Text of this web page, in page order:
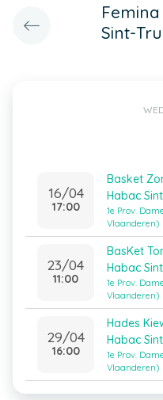
Sint-
16/04
17:00
Basket
Habac
1e Prov.
Vlaanderen)
23/04
11:00
BasKet
Habac
1e Prov.
Vlaanderen)
29/04
16:00
Hades
Habac
1e Prov.
Vlaanderen)